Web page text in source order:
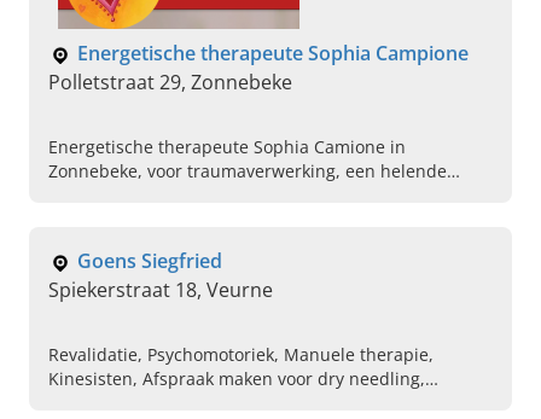
Energetische therapeute Sophia Campione
Polletstraat 29, Zonnebeke
Energetische therapeute Sophia Camione in
Zonnebeke, voor traumaverwerking, een helende
Goens Siegfried
Spiekerstraat 18, Veurne
Revalidatie, Psychomotoriek, Manuele therapie,
Kinesisten, Afspraak maken voor dry needling,